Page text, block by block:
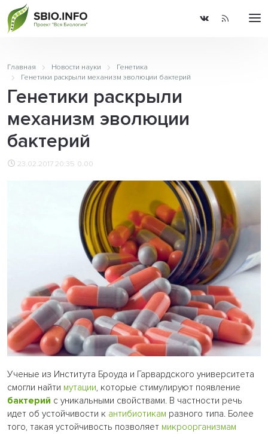
Главная Новости науки
Генетика
Генетики раскрыли механизм эволюции бактерий
Генетики раскрыли
механизм эволюции
бактерий
23.02.2017 20:35 0.00
Ученые из Института Броуда и Гарвардского университета
смогли найти мутации, которые стимулируют появление
бактерий с уникальными свойствами. В частности речь
идет об устойчивости к антибиотикам разного типа. Более
того, такая устойчивость позволяет микроорганизмам